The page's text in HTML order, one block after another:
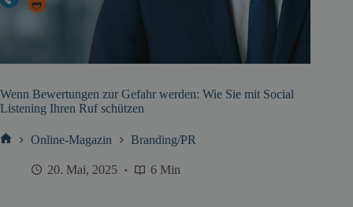
Wenn Bewertungen zur Gefahr werden: Wie Sie mit Social
Listening Ihren Ruf schützen
Online-Magazin Branding/PR
20. Mai, 2025 6 Min